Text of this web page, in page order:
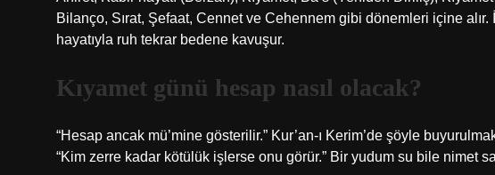
Bilanço, Sırat, Şefaat, Cennet ve Cehennem gibi dönemleri içine
hayatıyla ruh tekrar bedene kavuşur.
Kıyamet günü hesap nasıl olacak?
“Hesap ancak mü’mine gösterilir.” Kur’an-ı Kerim’de şöyle
“Kim zerre kadar kötülük işlerse onu görür.” Bir yudum su bile nimet